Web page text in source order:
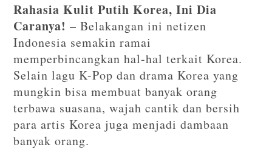
Rahasia Kulit Putih Korea, Ini Dia
Caranya! – Belakangan ini netizen
Indonesia semakin ramai
memperbincangkan hal-hal terkait Korea.
Selain lagu K-Pop dan drama Korea yang
mungkin bisa membuat banyak orang
terbawa suasana, wajah cantik dan bersih
para artis Korea juga menjadi dambaan
banyak orang.